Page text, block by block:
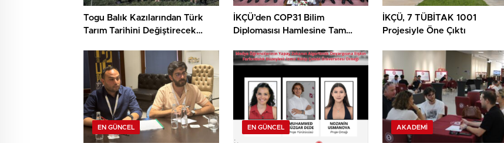
Togu Balık Kazılarından Türk
Tarım Tarihini Değiştirecek
İKÇÜ’den COP31 Bilim
Diplomasısı Hamlesine Tam
İKÇÜ, 7 TÜBİTAK 1001
Projesiyle Öne Çıktı
EN GÜNCEL EN GÜNCEL AKADEMI